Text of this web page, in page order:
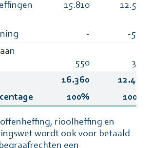
15.810
12.530
-
-500
550
380
16.360
12.410
100% 100%
rioolheffing en
wordt ook voor betaald
een